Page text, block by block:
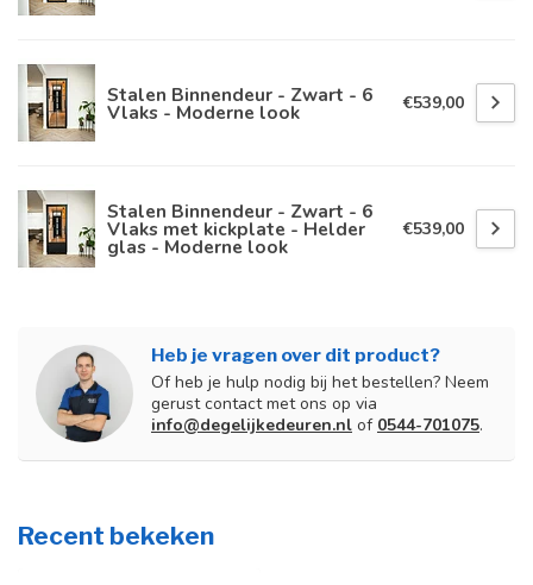
Stalen Binnendeur - Zwart - 6
Vlaks - Moderne look €539,00
Stalen Binnendeur - Zwart - 6
Vlaks met kickplate - Helder
glas - Moderne look
€539,00
Heb je vragen over dit product?
Of heb je hulp nodig bij het bestellen? Neem
gerust contact met ons op via
info@degelijkedeuren.nl of 0544-701075.
Recent bekeken